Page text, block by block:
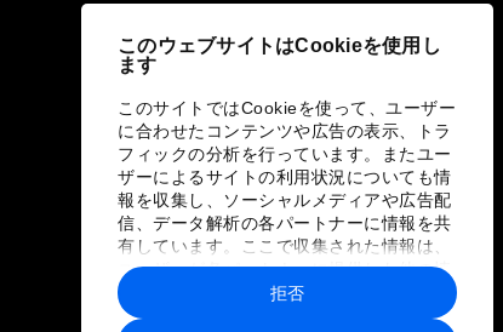
このウェブサイトはCookieを使用し
ます
このサイトではCookieを使って、ユーザー
に合わせたコンテンツや広告の表示、トラ
フィックの分析を行っています。またユー
ザーによるサイトの利用状況についても情
報を収集し、ソーシャルメディアや広告配
信、データ解析の各パートナーに情報を共
有しています。ここで収集された情報は、
ユーザーが各パートナーに提供した他の情
報や各パートナーのサービスを使用した際
に収集された情報と組み合わされ、各パー
拒否